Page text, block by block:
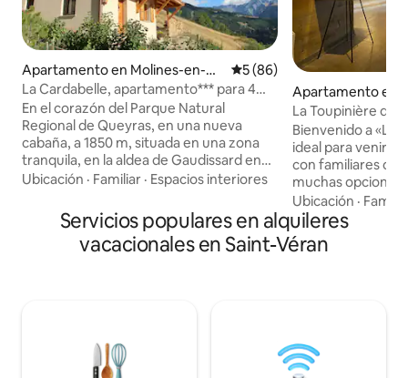
Apartamento en Molines-en-Q
ueyras
Calificación promedio: 5 de
5 (86)
La Cardabelle, apartamento*** para 4
personas
En el corazón del Parque Natural
Regional de Queyras, en una nueva
cabaña, a 1850 m, situada en una zona
tranquila, en la aldea de Gaudissard en
Molines-en-Queyras. Vista panorámica
partida de numerosas rutas de
senderismo, tanto en verano como en
invierno. Apart. clasificado 3*** no
llegada, ropa de cama, toallas y manteles
Ubicación · Familiar · Espacios interiores
Apartamento en
-Queyras
La Toupinière de
Bienvenido a «La
ideal para venir a
con familiares o
muchas
chocolate
junto al fuego,
disfrutar de un
balcón o, si lo
Veran.
Ubicación ·
Servicios populares en alquileres
vacacionales en Saint-Véran